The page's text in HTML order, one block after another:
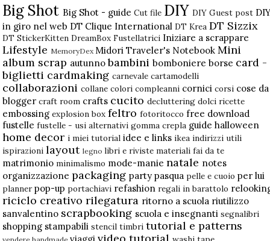
Big Shot Big Shot - guide Cut file DIY DIY Guest post
in giro nel web DT Clique International DT Krea DT Sizzix
DT StickerKitten DreamBox Fustellatrici Iniziare a scrappare
Lifestyle MemoryDex Midori Traveler's Notebook Mini
album scrap autunno bambini bomboniere borse card -
biglietti cardmaking carnevale cartamodelli
collaborazioni collane colori compleanni cornici corsi cose da
blogger craft room crafts cucito decluttering dolci ricette
embossing explosion box feltro fotoritocco free download
fustelle fustelle - usi alternativi gomma crepla guide halloween
home decor i miei tutorial idee e links ikea indirizzi utili
ispirazioni layout legno libri e riviste materiali fai da te
matrimonio minimalismo mode-manie natale notes
organizzazione packaging party pasqua pelle e cuoio per lui
planner pop-up portachiavi refashion regali in barattolo
riciclo creativo rilegatura ritorno a scuola riutilizzo
sanvalentino scrapbooking scuola e insegnanti segnalibri
shopping stampabili stencil timbri tutorial e patterns
viaggi video tutorial